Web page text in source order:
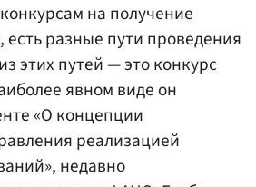
на получение
разные пути проведения
этих путей — это конкурс
явном виде он
«О концепции
реализацией
недавно